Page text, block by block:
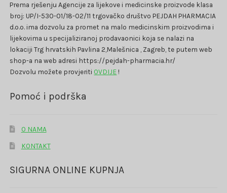
Prema rješenju Agencije za lijekove i medicinske proizvode klasa
broj: UP/I-530-01/18-02/11 trgovačko društvo PEJDAH PHARMACIA
d.o.o. ima dozvolu za promet na malo medicinskim proizvodima i
lijekovima u specijaliziranoj prodavaonici koja se nalazi na
lokaciji Trg hrvatskih Pavlina 2,Malešnica , Zagreb, te putem web
shop-a na web adresi https://pejdah-pharmacia.hr/
Dozvolu možete provjeriti OVDIJE !
Pomoć i podrška
O NAMA
KONTAKT
SIGURNA ONLINE KUPNJA